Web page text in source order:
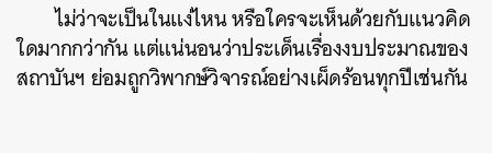
ไม่ว่าจะเป็นในแง่ไหน หรือใครจะเห็นด้วยกับแนวคิด
ใดมากกว่ากัน แต่แน่นอนว่าประเด็นเรื่องงบประมาณของ
สถาบันฯ ย่อมถูกวิพากษ์วิจารณ์อย่างเผ็ดร้อนทุกปีเช่นกัน